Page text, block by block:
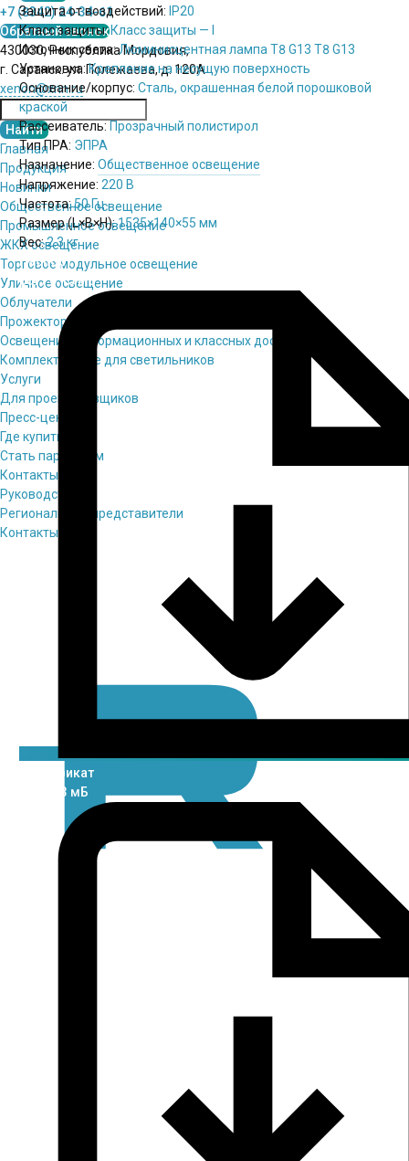
+7 (8342) 24-34-61
Обратный звонок
430030, Республика Мордовия,
г. Саранск. ул. Полежаева, д. 120А
xenon@xnn.ru
Главная
Продукция
Новинки
Общественное освещение
Промышленное освещение
ЖКХ освещение
Торговое модульное освещение
Уличное освещение
Облучатели
Прожекторное освещение
Освещение информационных и классных досок
Комплектующие для светильников
Услуги
Для проектировщиков
Пресс-центр
Где купить
Стать партнёром
Контакты
Руководство
Региональные представители
Контакты
Защита от воздействий: IP20
Класс защиты:Класс защиты — I
Источник света:Люминисцентная лампа Т8 G13 T8 G13
Установка:Крепление на несущую поверхность
Основание/корпус: Сталь, окрашенная белой порошковой
краской
Рассеиватель: Прозрачный полистирол
Тип ПРА: ЭПРА
Назначение: Общественное освещение
Напряжение: 220 В
Частота:50 Гц
Размер (L×B×H):1535×140×55 мм
Вес:2.3 кг
Паспорт
pdf / 0.15 мБ
Сертификат
pdf / 1.3 мБ